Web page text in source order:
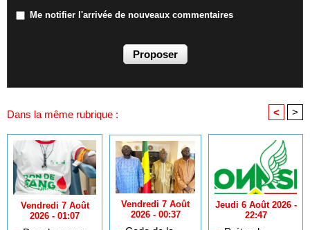
Me notifier l'arrivée de nouveaux commentaires
Dans la même rubrique : < >
Vendredi 7 Août
2026 - 01:07
Vendredi 7 Août
2026 - 00:37
Jeudi 6 Août 2026 -
22:47